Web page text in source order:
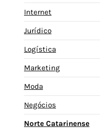
Internet
Jurídico
Logística
Marketing
Moda
Negócios
Norte Catarinense